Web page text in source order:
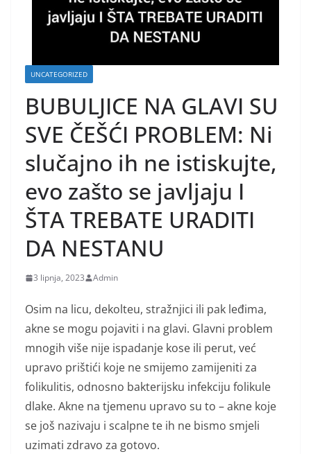
UNCATEGORIZED
BUBULJICE NA GLAVI SU
SVE ČEŠĆI PROBLEM: Ni
slučajno ih ne istiskujte,
evo zašto se javljaju I
ŠTA TREBATE URADITI
DA NESTANU
3 lipnja, 2023 Admin
Osim na licu, dekolteu, stražnjici ili pak leđima,
akne se mogu pojaviti i na glavi. Glavni problem
mnogih više nije ispadanje kose ili perut, već
upravo prištići koje ne smijemo zamijeniti za
folikulitis, odnosno bakterijsku infekciju folikule
dlake. Akne na tjemenu upravo su to – akne koje
se još nazivaju i scalpne te ih ne bismo smjeli
uzimati zdravo za gotovo.